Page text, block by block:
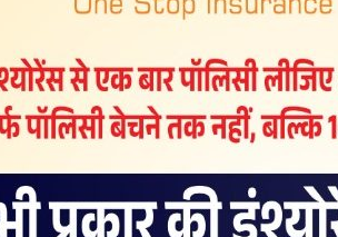
ने कहा कि सोशल और ऑनलाइन मीडिया में आधार
है कि आधार कार्ड का सॉफ्टवेयर हैक किया जा चुका
में कहा गया है कि आधार कार्ड के सॉफ्टवेयर एक
में बैठा व्यक्ति किसी के भी नाम से वास्तविक
डॉट इन का दावा कि उसने तीन महीने